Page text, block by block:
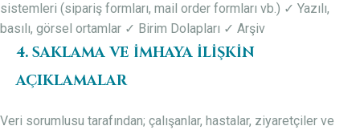
sistemleri (sipariş formları, mail order formları vb.) ✓ Yazılı,
basılı, görsel ortamlar ✓ Birim Dolapları ✓ Arşiv
4. SAKLAMA VE İMHAYA İLİŞKİN
AÇIKLAMALAR
Veri sorumlusu tarafından; çalışanlar, hastalar, ziyaretçiler ve